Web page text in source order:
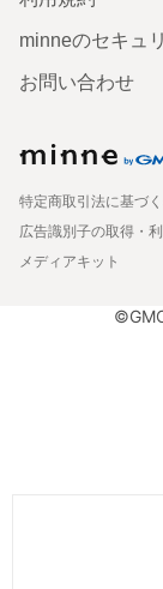
minneのセキュ
お問い合わせ
特定商取引法に基づ
広告識別子の取得・
メディアキット